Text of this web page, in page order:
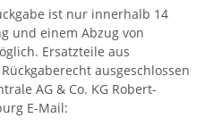
ist nur innerhalb 14
und einem Abzug von
Ersatzteile aus
ausgeschlossen
AG & Co. KG Robert-
E-Mail: